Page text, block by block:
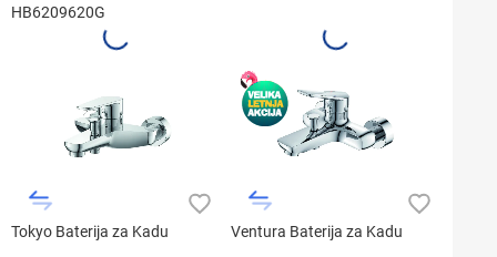
HB6209620G
Tokyo Baterija za Kadu Ventura Baterija za Kadu